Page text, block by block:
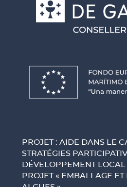
PROJET : AIDE DANS LE
STRATÉGIES
DÉVELOPPEMENT
PROJET « EMBALLAGE ET